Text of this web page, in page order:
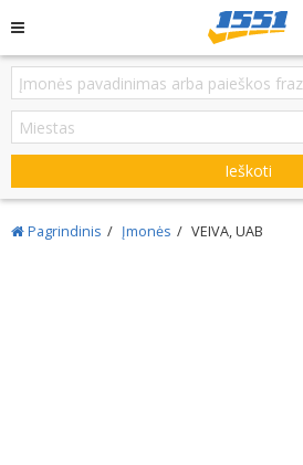
Ieškoti
Pagrindinis Įmonės VEIVA, UAB